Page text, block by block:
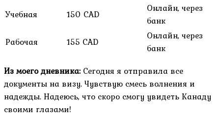
Учебная
150 CAD
Онлайн, через
банк
Рабочая
155 CAD
Онлайн, через
банк
Из моего дневника: Сегодня я отправила все
документы на визу. Чувствую смесь волнения и
надежды. Надеюсь, что скоро смогу увидеть Канаду
своими глазами!